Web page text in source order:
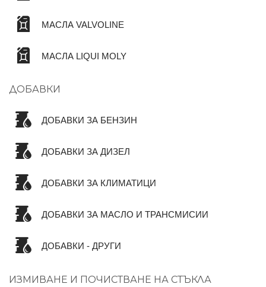
МАСЛА VALVOLINE
МАСЛА LIQUI MOLY
ДОБАВКИ
ДОБАВКИ ЗА БЕНЗИН
ДОБАВКИ ЗА ДИЗЕЛ
ДОБАВКИ ЗА КЛИМАТИЦИ
ДОБАВКИ ЗА МАСЛО И ТРАНСМИСИИ
ДОБАВКИ - ДРУГИ
ИЗМИВАНЕ И ПОЧИСТВАНЕ НА СТЪКЛА